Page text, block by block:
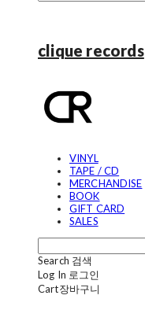
clique records
VINYL
TAPE / CD
MERCHANDISE
BOOK
GIFT CARD
SALES
Search 검색
Log In 로그인
Cart장바구니